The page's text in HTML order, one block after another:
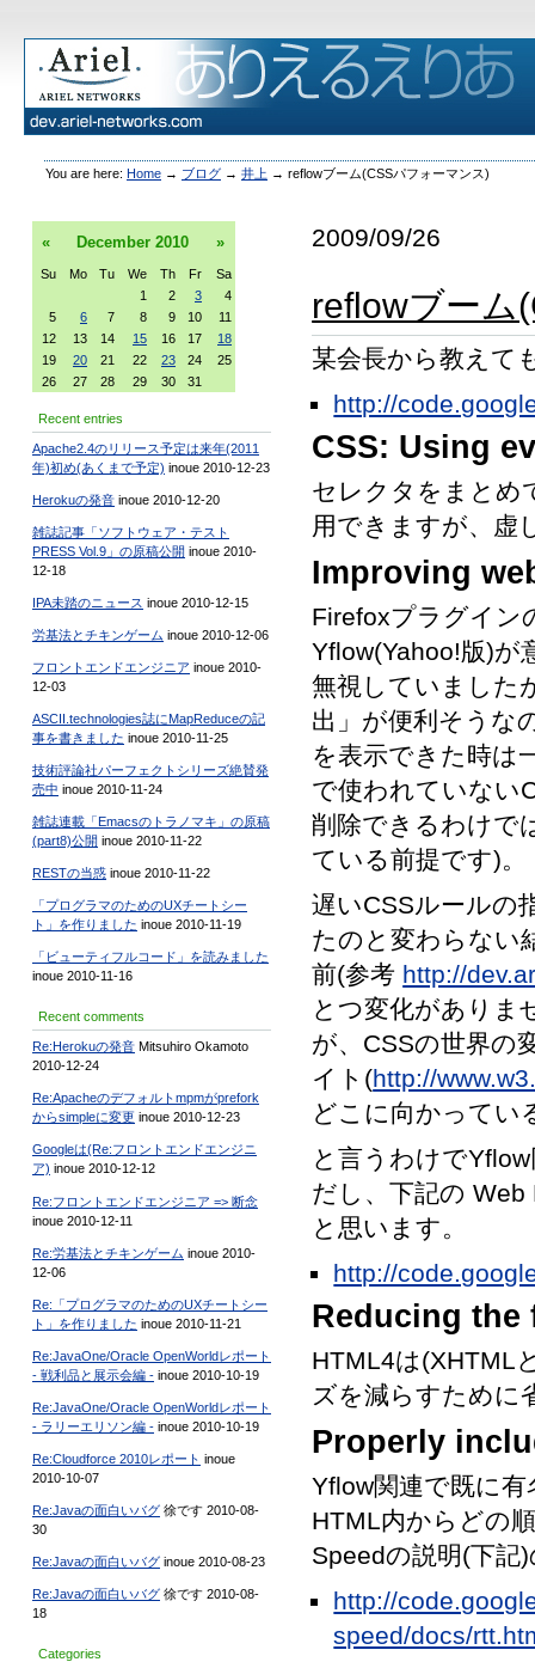
You are here: Home → ブログ → 井上 → reflowブーム(CSSパフォーマンス)
« December 2010 »
Su Mo Tu We Th Fr
Sa
1
2 3
4
5
6 7 8 9 10
11
12
13 14 15 16 17
18
19
20 21 22 23 24
25
26
27 28 29 30 31
Recent entries
Apache2.4のリリース予定は来年(2011
年)初め(あくまで予定) inoue 2010-12-23
Herokuの発音 inoue 2010-12-20
雑誌記事「ソフトウェア・テスト
PRESS Vol.9」の原稿公開 inoue 2010-
12-18
IPA未踏のニュース inoue 2010-12-15
労基法とチキンゲーム inoue 2010-12-06
フロントエンドエンジニア inoue 2010-
12-03
ASCII.technologies誌にMapReduceの記
事を書きました inoue 2010-11-25
技術評論社パーフェクトシリーズ絶賛発
売中 inoue 2010-11-24
雑誌連載「Emacsのトラノマキ」の原稿
(part8)公開 inoue 2010-11-22
RESTの当惑 inoue 2010-11-22
「プログラマのためのUXチートシー
ト」を作りました inoue 2010-11-19
「ビューティフルコード」を読みました
inoue 2010-11-16
Recent comments
Re:Herokuの発音 Mitsuhiro Okamoto
2010-12-24
Re:Apacheのデフォルトmpmがprefork
からsimpleに変更 inoue 2010-12-23
Googleは(Re:フロントエンドエンジニ
ア) inoue 2010-12-12
Re:フロントエンドエンジニア => 断念
inoue 2010-12-11
Re:労基法とチキンゲーム inoue 2010-
12-06
Re:「プログラマのためのUXチートシー
ト」を作りました inoue 2010-11-21
Re:JavaOne/Oracle OpenWorldレポート
- 戦利品と展示会編 - inoue 2010-10-19
Re:JavaOne/Oracle OpenWorldレポート
- ラリーエリソン編 - inoue 2010-10-19
Re:Cloudforce 2010レポート inoue
2010-10-07
Re:Javaの面白いバグ 徐です 2010-08-
30
Re:Javaの面白いバグ inoue 2010-08-23
Re:Javaの面白いバグ 徐です 2010-08-
18
Categories
2009/09/26
reflowブーム
某会長から教えて
http://
CSS: Using
セレクタをまとめ
用できますが、虚
Improving
Firefoxプラグイン
Yflow(Yahoo!版)が
無視していました
出」が便利そうな
を表示できた時は
で使われていない
削除できるわけで
ている前提です)。
遅いCSSルールの
たのと変わらない
前(参考 http://
とつ変化がありま
が、CSSの世界の
イト(http://
どこに向かってい
と言うわけで
だし、下記の
と思います。
http://
Reducing the
HTML4は(XHTML
ズを減らすために
Properly
Yflow関連で既に
HTML内からどの
Speedの説明(下
http://
speed/docs/